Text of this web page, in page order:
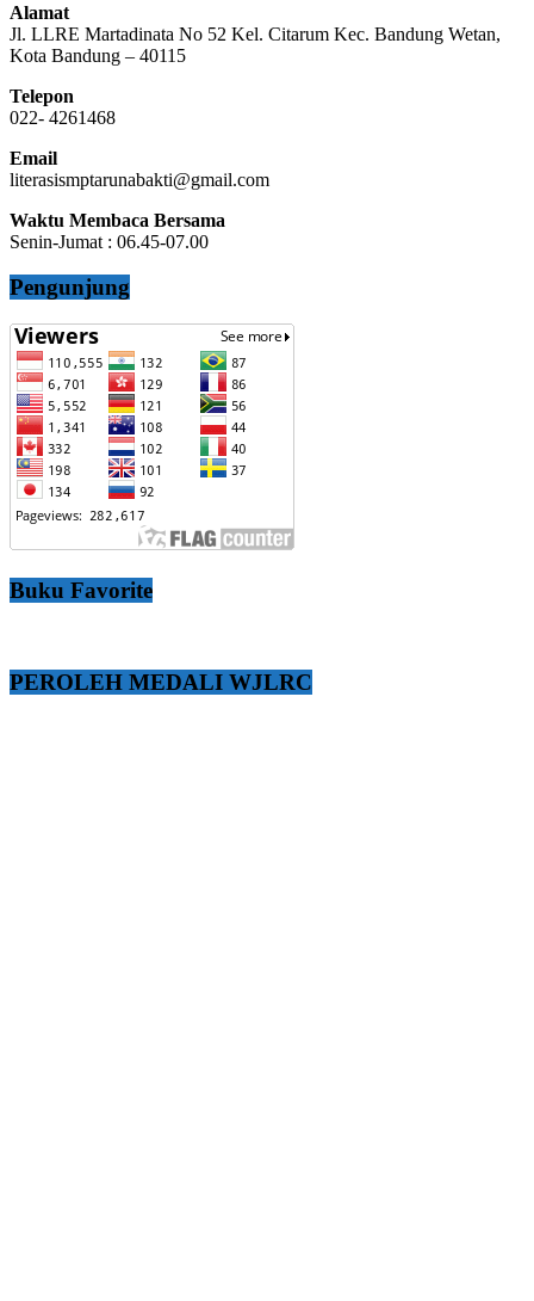
Alamat
Jl. LLRE Martadinata No 52 Kel. Citarum Kec. Bandung Wetan,
Kota Bandung – 40115
Telepon
022- 4261468
Email
literasismptarunabakti@gmail.com
Waktu Membaca Bersama
Senin-Jumat : 06.45-07.00
Pengunjung
Buku Favorite
PEROLEH MEDALI WJLRC